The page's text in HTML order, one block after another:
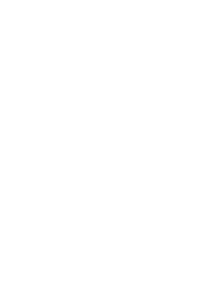
lograr acuerdos,